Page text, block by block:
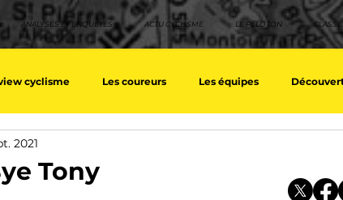
ANALYSES ET ENQUETES ACTU CYCLISME LE PELOTON
cyclisme Les coureurs Les équipes
Les Tuto cyclisme Nos
Tony
2021